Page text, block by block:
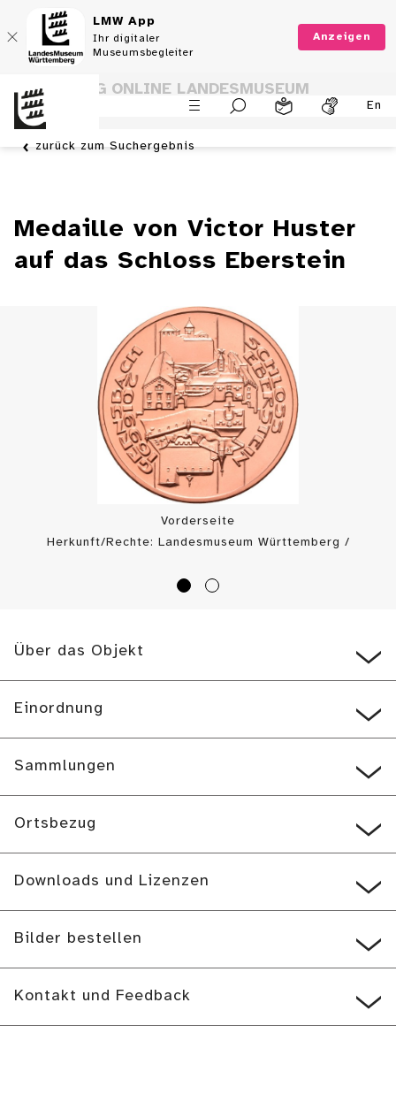
LMW App
Ihr digitaler
Museumsbegleiter
Anzeigen
En
SAMMLUNG ONLINE LANDESMUSEUM
WÜRTTEMBERG
zurück zum Suchergebnis
Medaille von Victor Huster
auf das Schloss Eberstein
Vorderseite
Herkunft/Rechte: Landesmuseum Württemberg /
Über das Objekt
Einordnung
Sammlungen
Ortsbezug
Downloads und Lizenzen
Bilder bestellen
Kontakt und Feedback